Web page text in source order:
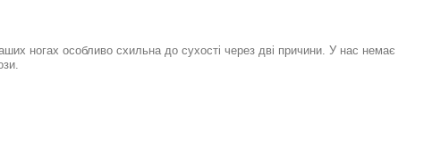
ногах особливо схильна до сухості через дві причини. У нас немає